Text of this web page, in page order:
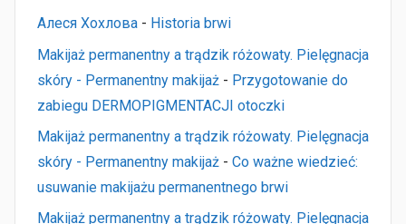
Алеся Хохлова - Historia brwi
Makijaż permanentny a trądzik różowaty. Pielęgnacja
skóry - Permanentny makijaż - Przygotowanie do
zabiegu DERMOPIGMENTACJI otoczki
Makijaż permanentny a trądzik różowaty. Pielęgnacja
skóry - Permanentny makijaż - Co ważne wiedzieć:
usuwanie makijażu permanentnego brwi
Makijaż permanentny a trądzik różowaty. Pielęgnacja